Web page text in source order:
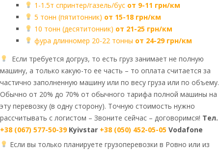
1-1.5т спринтер/газель/бус от 9-11 грн/км
5 тонн (пятитонник) от 15-18 грн/км
10 тонн (десятитонник) от 21-25 грн/км
фура длинномер 20-22 тонны от 24-29 грн/км
Если требуется догруз, то есть груз занимает не полную
машину, а только какую-то ее часть – то оплата считается за
частично заполненную машину или по весу груза или по объему.
Обычно от 20% до 70% от обычного тарифа полной машины на
эту перевозку (в одну сторону). Точную стоимость нужно
рассчитывать с логистом – Звоните сейчас – договоримся! Тел.
+38 (067) 577-50-39Kyivstar +38 (050) 452-05-05 Vodafone
Если вы только планируете грузоперевозки в Ровно или из